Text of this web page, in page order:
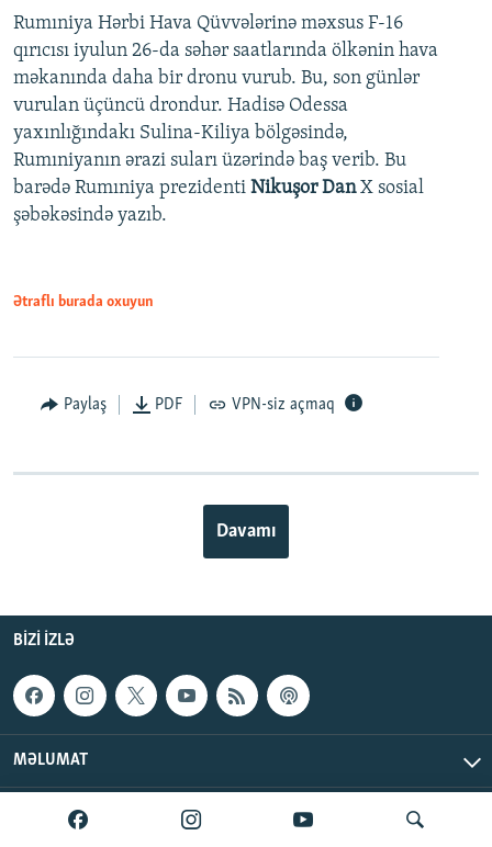
Rumıniya Hərbi Hava Qüvvələrinə məxsus F-16
qırıcısı iyulun 26-da səhər saatlarında ölkənin hava
məkanında daha bir dronu vurub. Bu, son günlər
vurulan üçüncü drondur. Hadisə Odessa
yaxınlığındakı Sulina-Kiliya bölgəsində,
Rumıniyanın ərazi suları üzərində baş verib. Bu
barədə Rumıniya prezidenti Nikuşor DanX sosial
şəbəkəsində yazıb.
Ətraflı burada oxuyun
Paylaş PDF VPN-siz açmaq
Davamı
BIZI IZLƏ
MƏLUMAT
AzadlıqRadiosu © 2026 Inc. | Bütün hüquqlar qorunur